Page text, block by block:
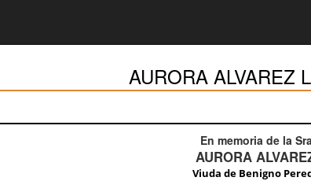
AURORA ALVAREZ
En memoria de la
AURORA
Viuda de Benigno